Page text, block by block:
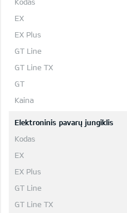
Elektroninis pavarų jungiklis